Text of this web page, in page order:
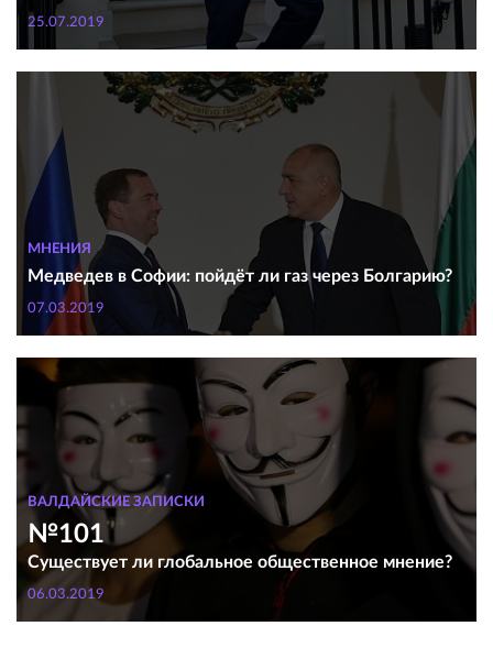
25.07.2019
МНЕНИЯ
Медведев в Софии: пойдёт ли газ через Болгарию?
07.03.2019
ВАЛДАЙСКИЕ ЗАПИСКИ
№101
Существует ли глобальное общественное мнение?
06.03.2019